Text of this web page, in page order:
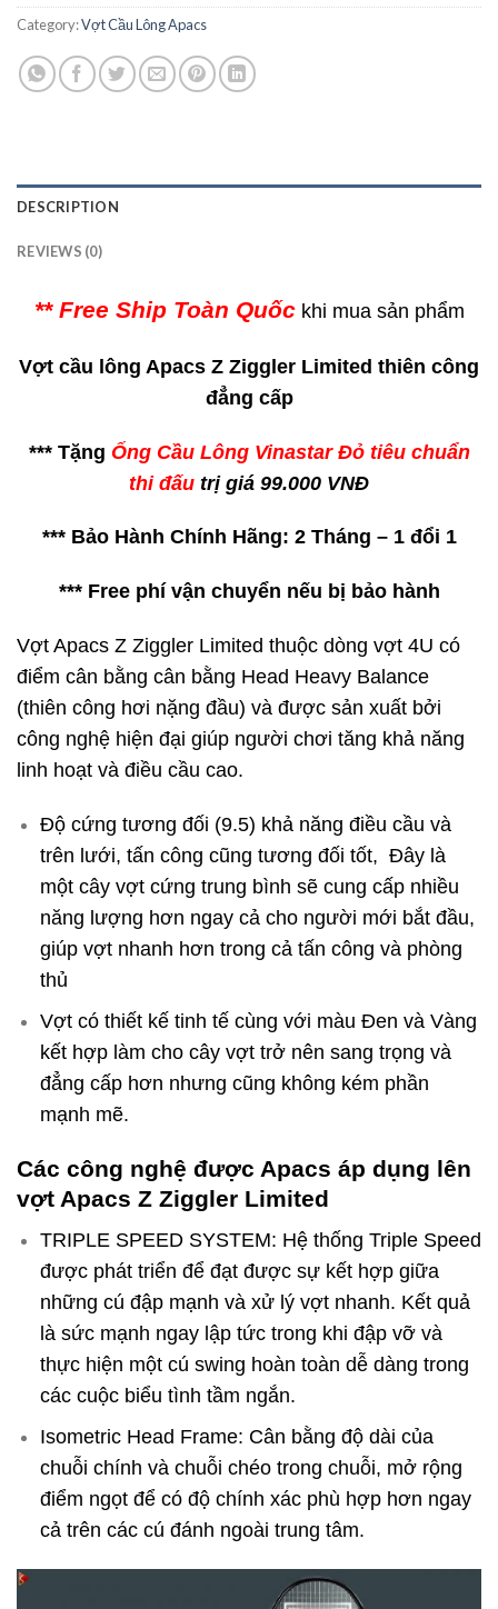
Category:Vợt Cầu Lông Apacs
DESCRIPTION
REVIEWS (0)
** Free Ship Toàn Quốc khi mua sản phẩm
Vợt cầu lông Apacs Z Ziggler Limited thiên công
đẳng cấp
*** Tặng Ống Cầu Lông Vinastar Đỏ tiêu chuẩn
thi đấu trị giá 99.000 VNĐ
*** Bảo Hành Chính Hãng: 2 Tháng – 1 đổi 1
*** Free phí vận chuyển nếu bị bảo hành
Vợt Apacs Z Ziggler Limited thuộc dòng vợt 4U có
điểm cân bằng cân bằng Head Heavy Balance
(thiên công hơi nặng đầu) và được sản xuất bởi
công nghệ hiện đại giúp người chơi tăng khả năng
linh hoạt và điều cầu cao.
Độ cứng tương đối (9.5) khả năng điều cầu và
trên lưới, tấn công cũng tương đối tốt, Đây là
một cây vợt cứng trung bình sẽ cung cấp nhiều
năng lượng hơn ngay cả cho người mới bắt đầu,
giúp vợt nhanh hơn trong cả tấn công và phòng
thủ
Vợt có thiết kế tinh tế cùng với màu Đen và Vàng
kết hợp làm cho cây vợt trở nên sang trọng và
đẳng cấp hơn nhưng cũng không kém phần
mạnh mẽ.
Các công nghệ được Apacs áp dụng lên
vợt Apacs Z Ziggler Limited
TRIPLE SPEED SYSTEM: Hệ thống Triple Speed
được phát triển để đạt được sự kết hợp giữa
những cú đập mạnh và xử lý vợt nhanh. Kết quả
là sức mạnh ngay lập tức trong khi đập vỡ và
thực hiện một cú swing hoàn toàn dễ dàng trong
các cuộc biểu tình tầm ngắn.
Isometric Head Frame: Cân bằng độ dài của
chuỗi chính và chuỗi chéo trong chuỗi, mở rộng
điểm ngọt để có độ chính xác phù hợp hơn ngay
cả trên các cú đánh ngoài trung tâm.